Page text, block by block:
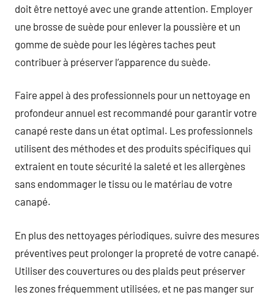
doit être nettoyé avec une grande attention. Employer
une brosse de suède pour enlever la poussière et un
gomme de suède pour les légères taches peut
contribuer à préserver l’apparence du suède.
Faire appel à des professionnels pour un nettoyage en
profondeur annuel est recommandé pour garantir votre
canapé reste dans un état optimal. Les professionnels
utilisent des méthodes et des produits spécifiques qui
extraient en toute sécurité la saleté et les allergènes
sans endommager le tissu ou le matériau de votre
canapé.
En plus des nettoyages périodiques, suivre des mesures
préventives peut prolonger la propreté de votre canapé.
Utiliser des couvertures ou des plaids peut préserver
les zones fréquemment utilisées, et ne pas manger sur